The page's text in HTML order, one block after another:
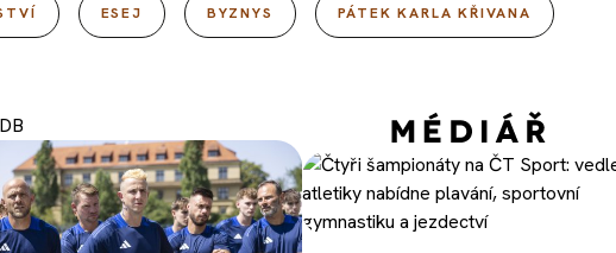
ESEJ BYZNYS PÁTEK KARLA KŘIVANA